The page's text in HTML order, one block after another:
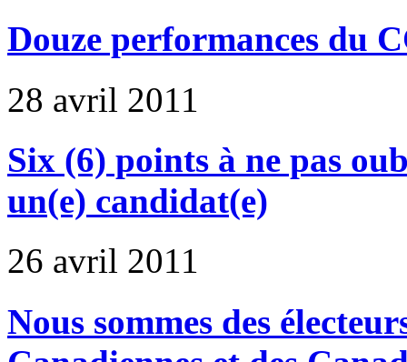
Douze performances du
28 avril 2011
Six (6) points à ne pas
un(e) candidat(e)
26 avril 2011
Nous sommes des